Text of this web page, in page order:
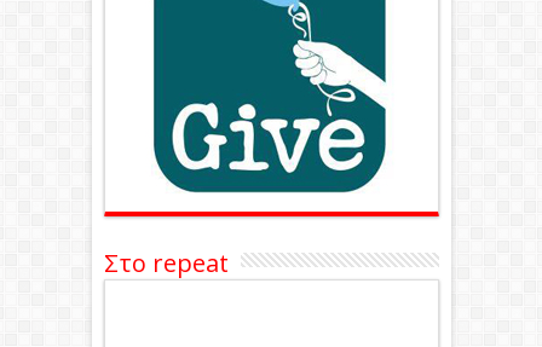
Στο repeat